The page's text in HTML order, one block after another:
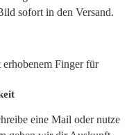
sofort in den Versand.
eine Mail oder nutze